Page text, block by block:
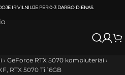
IR VILNIUJE PER0-3 DARBO DIENAS.
› GeForce RTX 5070 kompiuteriai ›
RTX 5070 Ti 16GB